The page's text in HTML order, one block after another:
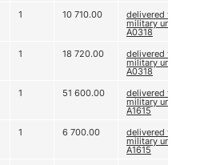
1 10 710.00 delivered to
military unit
А0318
1 18 720.00 delivered to
military unit
А0318
1 51 600.00 delivered to
military unit
А1615
1 6 700.00 delivered to
military unit
А1615